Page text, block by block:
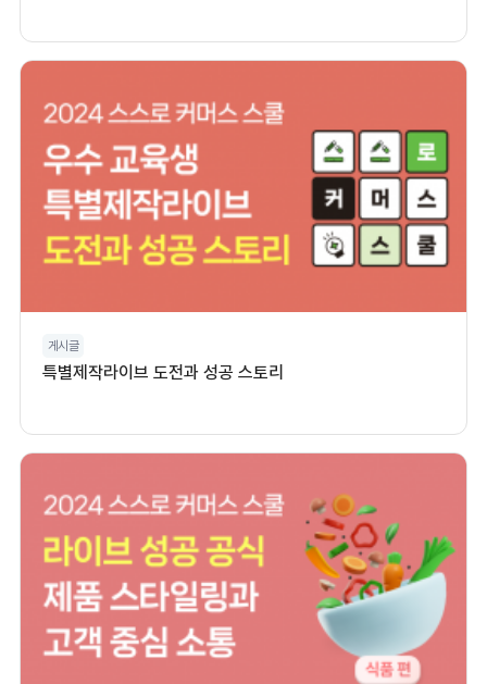
게시글
특별제작라이브 도전과 성공 스토리